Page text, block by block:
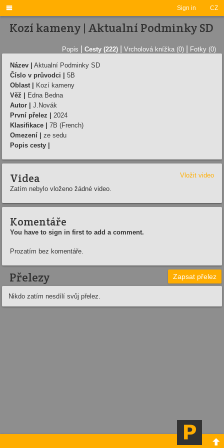
Sign in CZ

Kozí kameny | Aktualní Podminky SD
Popis Cesty (222) Vrcholová knížka (0) Fotky (0)
Název |
Aktualní Podminky SD
Číslo v průvodci |
5B
Oblast |
Kozí kameny
Věž |
Edna Bedna
Autor |
J.Novák
První přelez |
2024
Klasifikace |
7B (French)
Omezení |
ze sedu
Popis cesty |
Videa
Vložit video
Zatím nebylo vloženo žádné video.
Komentáře
You have to sign in first to add a comment.
Prozatím bez komentáře.
Přelezy Zapsat přelez
Nikdo zatím nesdílí svůj přelez.
